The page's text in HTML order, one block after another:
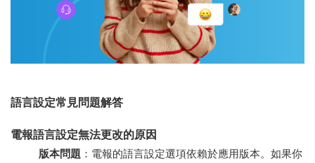
語言設定常見問題解答
電報語言設定無法更改的原因
版本問題 ：電報的語言設定選項依賴於應用版本。如果你